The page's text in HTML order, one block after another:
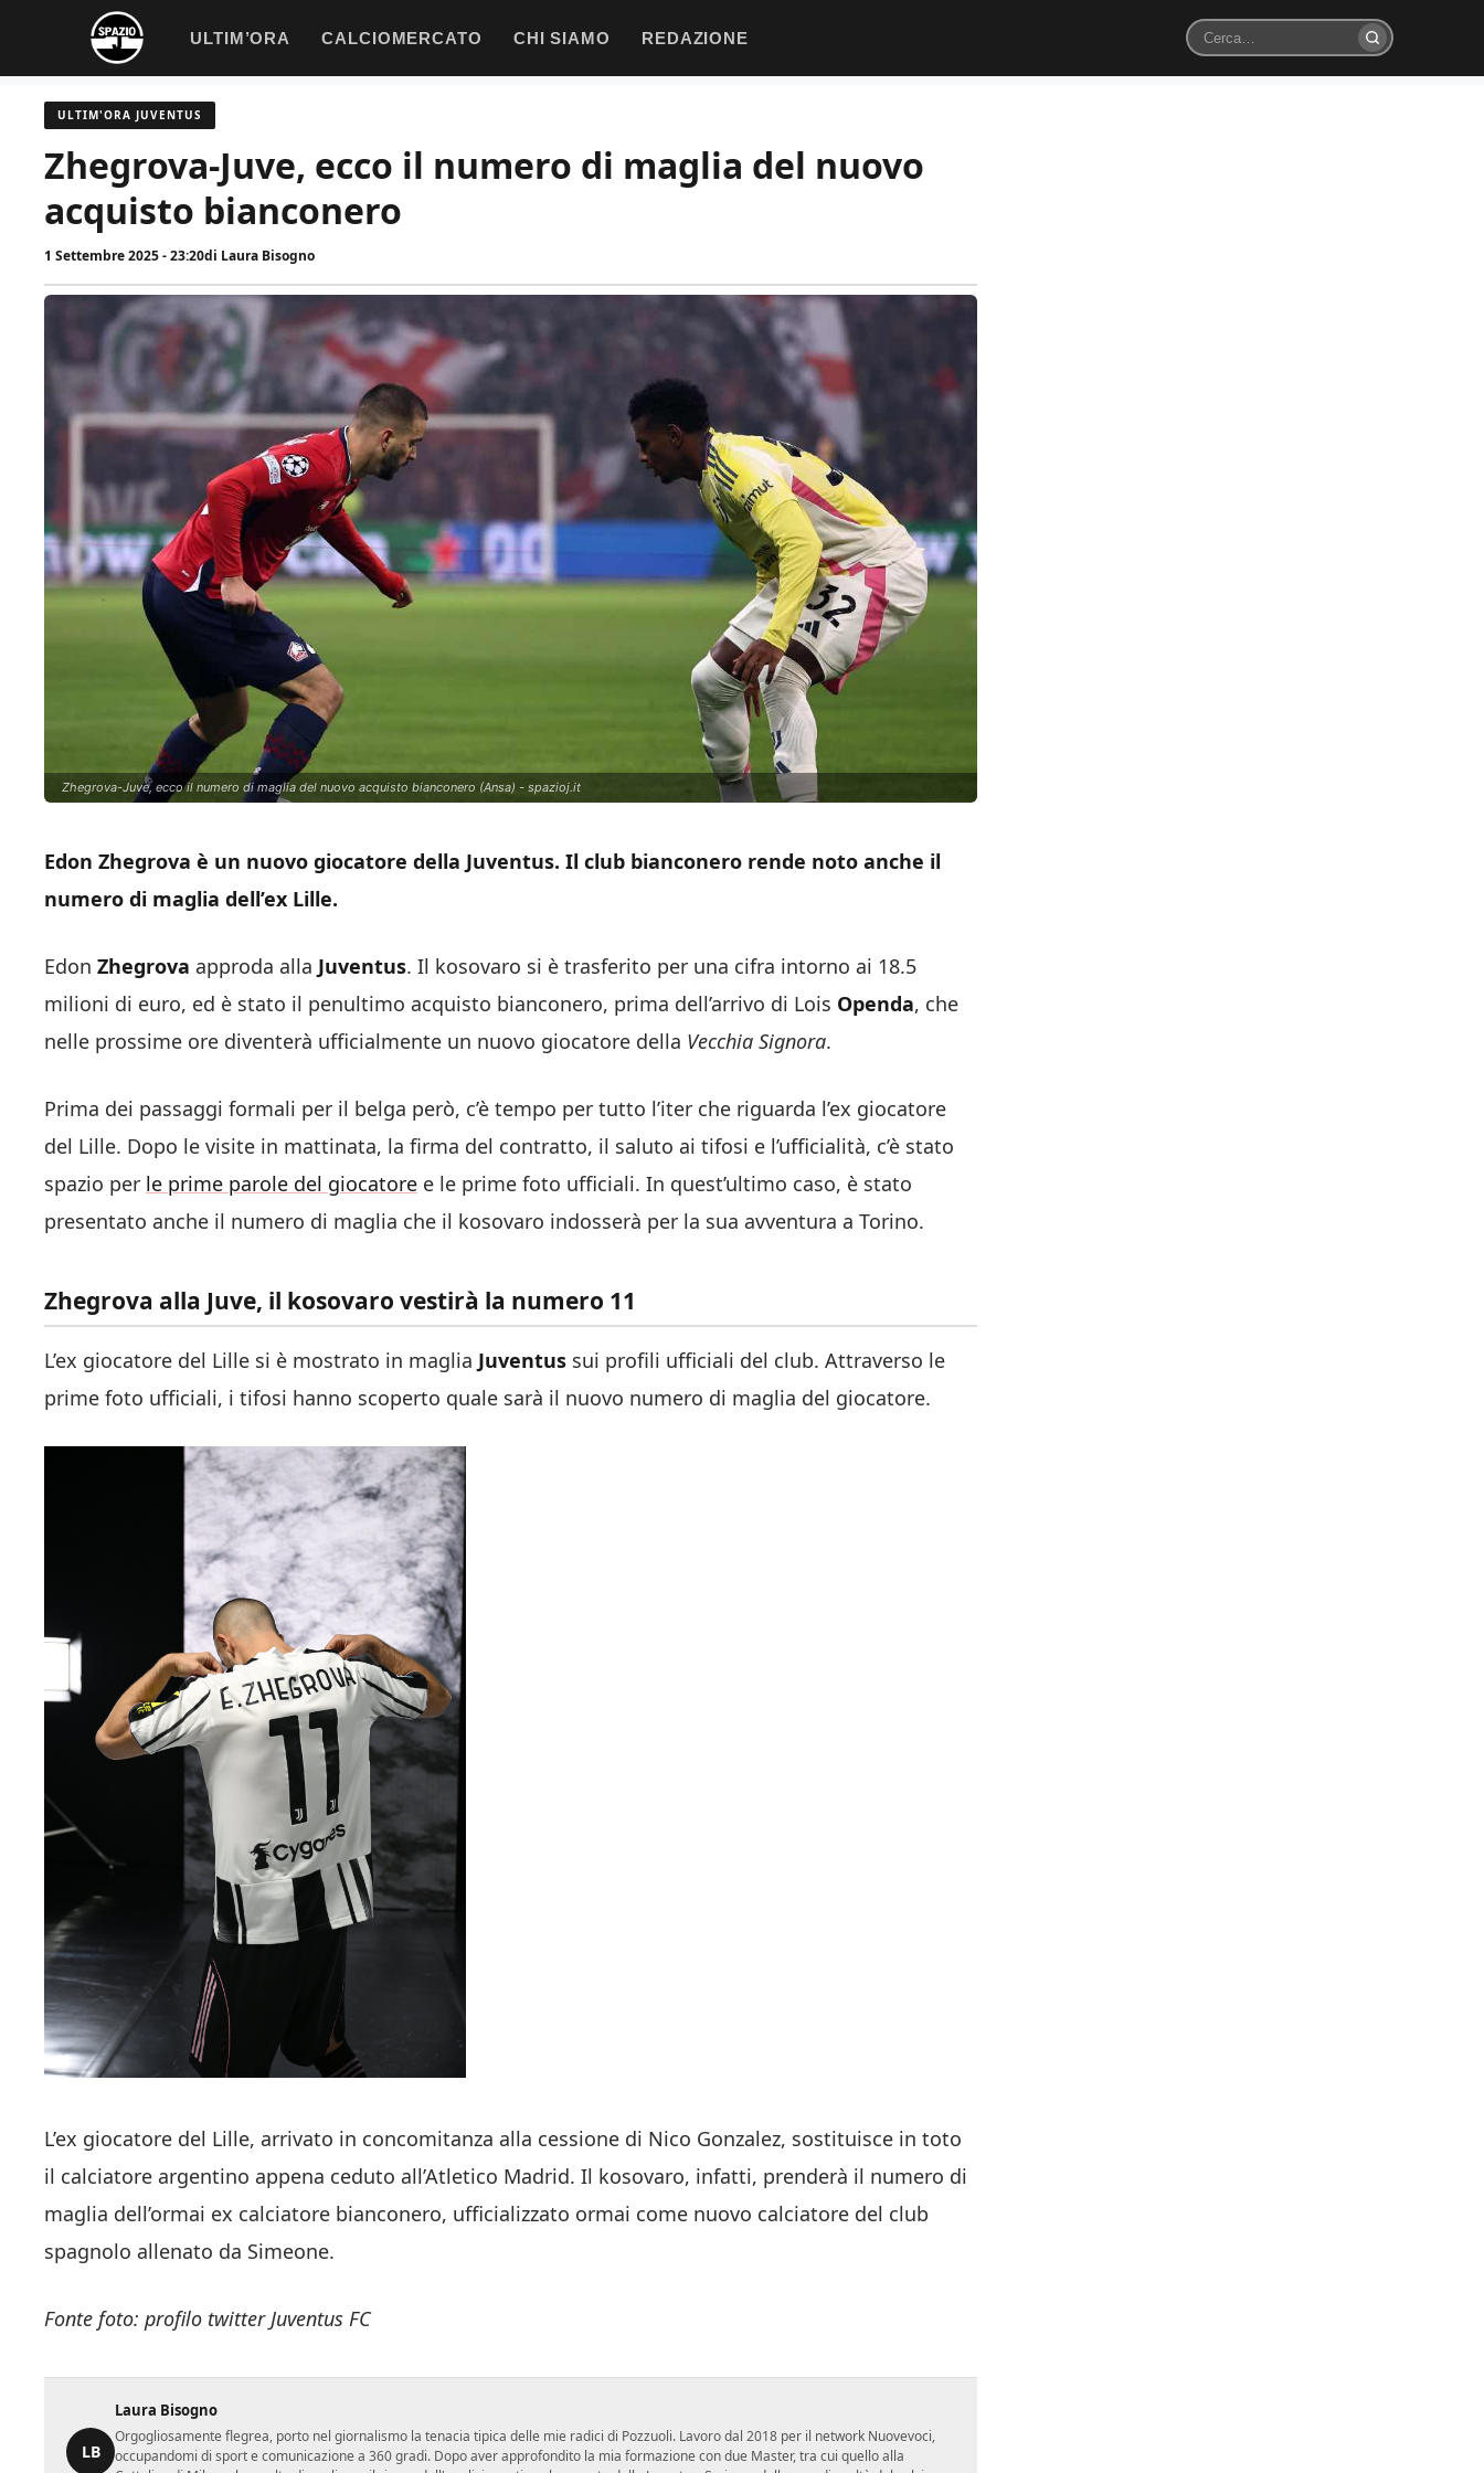
contenuto
ULTIM’ORA CALCIOMERCATO CHI SIAMO REDAZIONE
Cerca
ULTIM'ORA JUVENTUS
Zhegrova-Juve, ecco il numero di maglia del nuovo
acquisto bianconero
1 Settembre 2025 - 23:20di Laura Bisogno
Zhegrova-Juve, ecco il numero di maglia del nuovo acquisto bianconero (Ansa) - spazioj.it
Edon Zhegrova è un nuovo giocatore della Juventus. Il club bianconero rende noto anche il
numero di maglia dell’ex Lille.
Edon Zhegrova approda alla Juventus. Il kosovaro si è trasferito per una cifra intorno ai 18.5
milioni di euro, ed è stato il penultimo acquisto bianconero, prima dell’arrivo di Lois Openda, che
nelle prossime ore diventerà ufficialmente un nuovo giocatore della Vecchia Signora.
Prima dei passaggi formali per il belga però, c’è tempo per tutto l’iter che riguarda l’ex giocatore
del Lille. Dopo le visite in mattinata, la firma del contratto, il saluto ai tifosi e l’ufficialità, c’è stato
spazio per le prime parole del giocatore e le prime foto ufficiali. In quest’ultimo caso, è stato
presentato anche il numero di maglia che il kosovaro indosserà per la sua avventura a Torino.
Zhegrova alla Juve, il kosovaro vestirà la numero 11
L’ex giocatore del Lille si è mostrato in maglia Juventus sui profili ufficiali del club. Attraverso le
prime foto ufficiali, i tifosi hanno scoperto quale sarà il nuovo numero di maglia del giocatore.
L’ex giocatore del Lille, arrivato in concomitanza alla cessione di Nico Gonzalez, sostituisce in toto
il calciatore argentino appena ceduto all’Atletico Madrid. Il kosovaro, infatti, prenderà il numero di
maglia dell’ormai ex calciatore bianconero, ufficializzato ormai come nuovo calciatore del club
spagnolo allenato da Simeone.
Fonte foto: profilo twitter Juventus FC
LB
Laura Bisogno
Orgogliosamente flegrea, porto nel giornalismo la tenacia tipica delle mie radici di Pozzuoli. Lavoro dal 2018 per il network Nuovevoci,
occupandomi di sport e comunicazione a 360 gradi. Dopo aver approfondito la mia formazione con due Master, tra cui quello alla